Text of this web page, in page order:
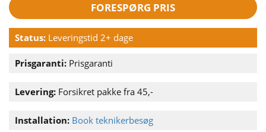
FORESPØRG PRIS
Status: Leveringstid 2+ dage
Prisgaranti: Prisgaranti
Levering: Forsikret pakke fra 45,-
Installation: Book teknikerbesøg